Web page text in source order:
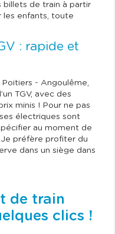
billets de train à partir
les enfants, toute
: rapide et
- Angoulême,
TGV, avec des
minis ! Pour ne pas
électriques sont
au moment de
Je préfère profiter du
dans un siège dans
de train
clics !